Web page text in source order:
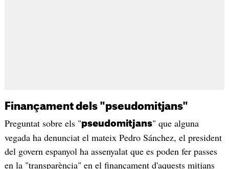
Finançament dels "pseudomitjans"
Preguntat sobre els "pseudomitjans" que alguna
vegada ha denunciat el mateix Pedro Sánchez, el president
del govern espanyol ha assenyalat que es poden fer passes
en la "transparència" en el finançament d'aquests mitjans